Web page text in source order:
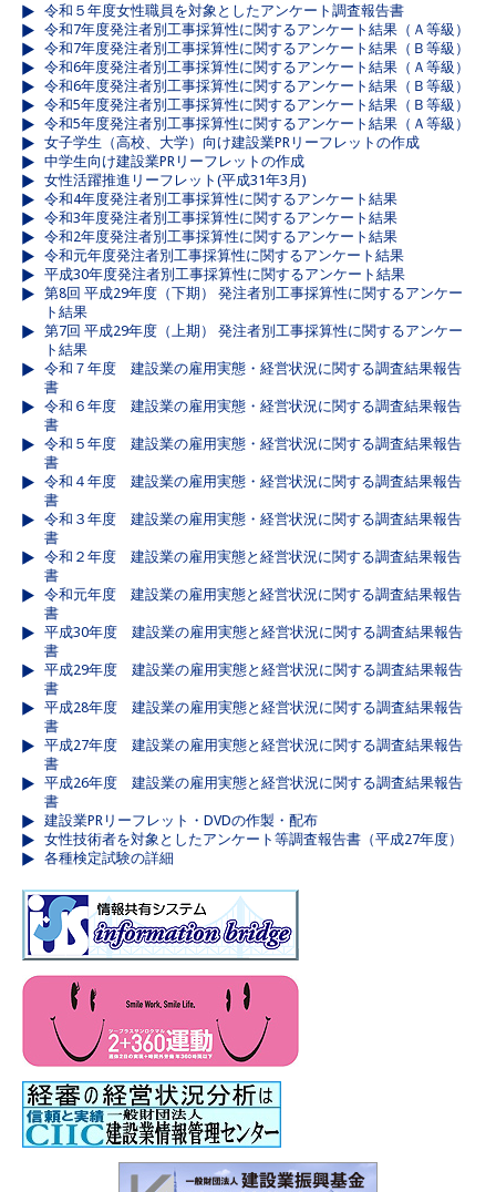
令和５年度女性職員を対象としたアンケート調査報告書
令和7年度発注者別工事採算性に関するアンケート結果（Ａ等級）
令和7年度発注者別工事採算性に関するアンケート結果（Ｂ等級）
令和6年度発注者別工事採算性に関するアンケート結果（Ａ等級）
令和6年度発注者別工事採算性に関するアンケート結果（Ｂ等級）
令和5年度発注者別工事採算性に関するアンケート結果（Ｂ等級）
令和5年度発注者別工事採算性に関するアンケート結果（Ａ等級）
女子学生（高校、大学）向け建設業PRリーフレットの作成
中学生向け建設業PRリーフレットの作成
女性活躍推進リーフレット(平成31年3月)
令和4年度発注者別工事採算性に関するアンケート結果
令和3年度発注者別工事採算性に関するアンケート結果
令和2年度発注者別工事採算性に関するアンケート結果
令和元年度発注者別工事採算性に関するアンケート結果
平成30年度発注者別工事採算性に関するアンケート結果
第8回 平成29年度（下期） 発注者別工事採算性に関するアンケー
ト結果
第7回 平成29年度（上期） 発注者別工事採算性に関するアンケー
ト結果
令和７年度 建設業の雇用実態・経営状況に関する調査結果報告
書
令和６年度 建設業の雇用実態・経営状況に関する調査結果報告
書
令和５年度 建設業の雇用実態・経営状況に関する調査結果報告
書
令和４年度 建設業の雇用実態・経営状況に関する調査結果報告
書
令和３年度 建設業の雇用実態・経営状況に関する調査結果報告
書
令和２年度 建設業の雇用実態と経営状況に関する調査結果報告
書
令和元年度 建設業の雇用実態と経営状況に関する調査結果報告
書
平成30年度 建設業の雇用実態と経営状況に関する調査結果報告
書
平成29年度 建設業の雇用実態と経営状況に関する調査結果報告
書
平成28年度 建設業の雇用実態と経営状況に関する調査結果報告
書
平成27年度 建設業の雇用実態と経営状況に関する調査結果報告
書
平成26年度 建設業の雇用実態と経営状況に関する調査結果報告
書
建設業PRリーフレット・DVDの作製・配布
女性技術者を対象としたアンケート等調査報告書（平成27年度）
各種検定試験の詳細